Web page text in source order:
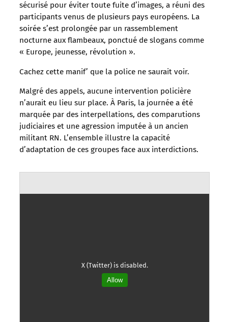
sécurisé pour éviter toute fuite d’images, a réuni des
participants venus de plusieurs pays européens. La
soirée s’est prolongée par un rassemblement
nocturne aux flambeaux, ponctué de slogans comme
« Europe, jeunesse, révolution ».
Cachez cette manif’ que la police ne saurait voir.
Malgré des appels, aucune intervention policière
n’aurait eu lieu sur place. À Paris, la journée a été
marquée par des interpellations, des comparutions
judiciaires et une agression imputée à un ancien
militant RN. L’ensemble illustre la capacité
d’adaptation de ces groupes face aux interdictions.
X (Twitter) is disabled.
Allow